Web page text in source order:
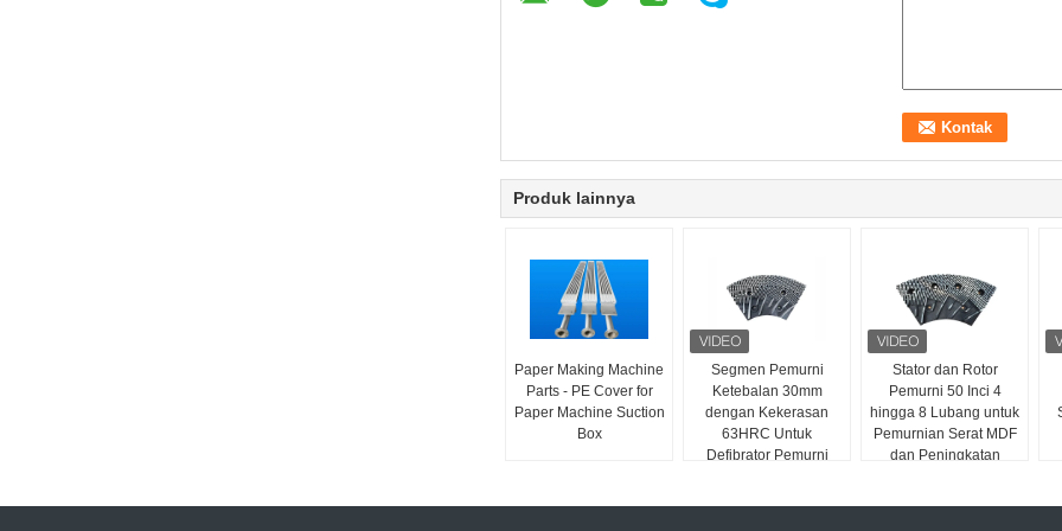
Produk lainnya
Paper Making Machine
Parts - PE Cover for
Paper Machine Suction
Box
Segmen Pemurni
Ketebalan 30mm
dengan Kekerasan
63HRC Untuk
Defibrator Pemurni
Stator dan Rotor
Pemurni 50 Inci 4
hingga 8 Lubang untuk
Pemurnian Serat MDF
dan Peningkatan